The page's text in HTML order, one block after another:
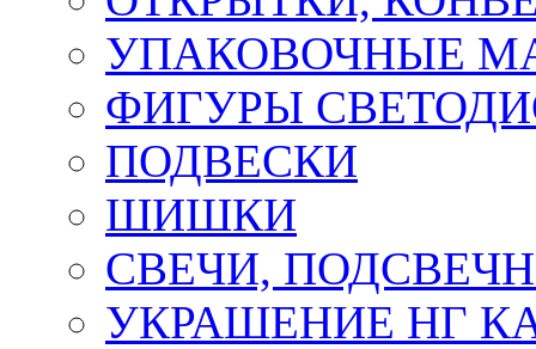
УПАКОВОЧНЫЕ
ФИГУРЫ
ПОДВЕСКИ
ШИШКИ
СВЕЧИ,
УКРАШЕНИЕ НГ